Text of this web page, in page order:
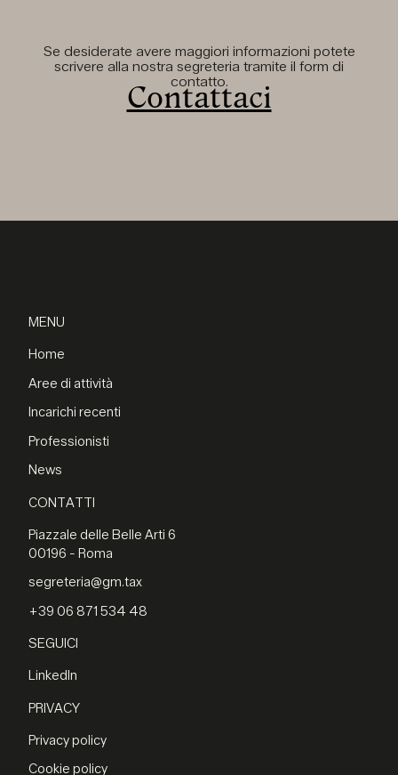
Se desiderate avere maggiori informazioni potete
scrivere alla nostra segreteria tramite il form di
contatto.
Contattaci
MENU
Home
Aree di attività
Incarichi recenti
Professionisti
News
CONTATTI
Piazzale delle Belle Arti 6
00196 - Roma
segreteria@gm.tax
+39 06 871 534 48
SEGUICI
LinkedIn
PRIVACY
Privacy policy
Cookie policy